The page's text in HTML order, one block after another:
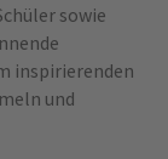
sowie
inspirierenden
und